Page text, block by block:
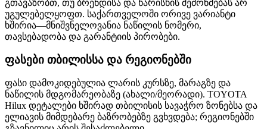
გთავაზობთ, თუ ბრენდისა და ხარისხის შემოწმებას არ
უგულებელყოფთ. საქართველოში ორივე ვარიანტი
ხშირია—მნიშვნელოვანია ნაწილის ნომერი,
თავსებადობა და გარანტიის პირობები.
ფასები თბილისსა და რეგიონებში
ფასი დამოკიდებულია ლარის კურსზე, მარაგზე და
ნაწილის მდგომარეობაზე (ახალი/მეორადი). TOYOTA
Hilux დეტალები ხშირად თბილისის სავაჭრო ზონებსა და
ელიავის მიმდებარე ბაზრობებზე გვხვდება; რეგიონებში